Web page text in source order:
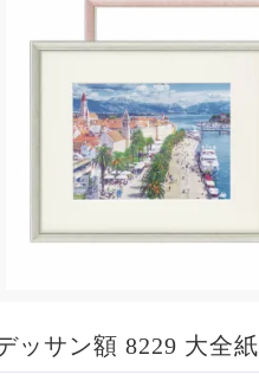
ッサン額 8229 大全紙